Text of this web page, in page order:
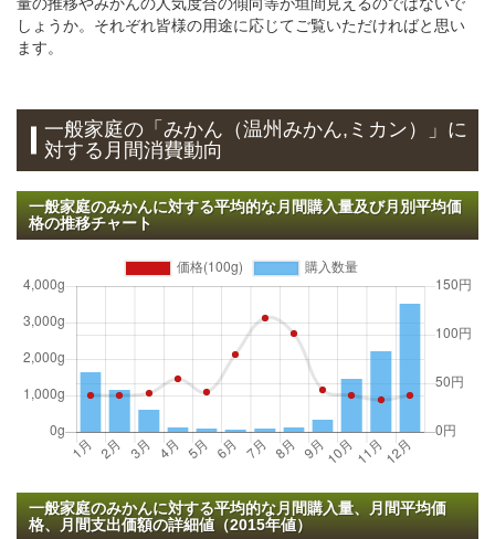
量の推移やみかんの人気度合の傾向等が垣間見えるのではないで
しょうか。それぞれ皆様の用途に応じてご覧いただければと思い
ます。
一般家庭の「みかん（温州みかん,ミカン）」に
対する月間消費動向
一般家庭のみかんに対する平均的な月間購入量及び月別平均価
格の推移チャート
一般家庭のみかんに対する平均的な月間購入量、月間平均価
格、月間支出価額の詳細値（2015年値）